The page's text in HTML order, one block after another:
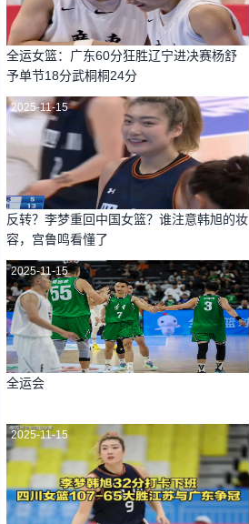
全运女篮：广东60分狂胜辽宁进决赛杨舒
予单节18分武桐桐24分
2025-11-15
反转？李梦重回中国女篮？谁注意韩旭的妆
容，宫鲁鸣看懂了
2025-11-15
全运会
2025-11-15